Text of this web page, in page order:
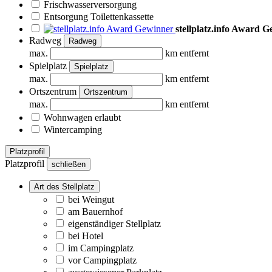
Frischwasserversorgung
Entsorgung Toilettenkassette
stellplatz.info Award
Radweg
Radweg
max.
km entfernt
Spielplatz
Spielplatz
max.
km entfernt
Ortszentrum
Ortszentrum
max.
km entfernt
Wohnwagen erlaubt
Wintercamping
Platzprofil
Platzprofil schließen
Art des Stellplatz
bei Weingut
am Bauernhof
eigenständiger Stellplatz
bei Hotel
im Campingplatz
vor Campingplatz